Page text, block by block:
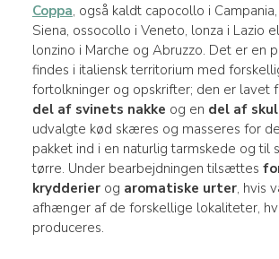
Coppa, også kaldt capocollo i
Siena, ossocollo i Veneto, lonza i Lazio
lonzino i Marche og Abruzzo. Det er en
findes i italiensk territorium med
fortolkninger og opskrifter; den er lavet
del af svinets nakke og en del af
udvalgte kød skæres og masseres for
pakket ind i en naturlig tarmskede og til
tørre. Under bearbejdningen tilsættes
krydderierog aromatiske urter, hvis
afhænger af de forskellige lokaliteter,
produceres.